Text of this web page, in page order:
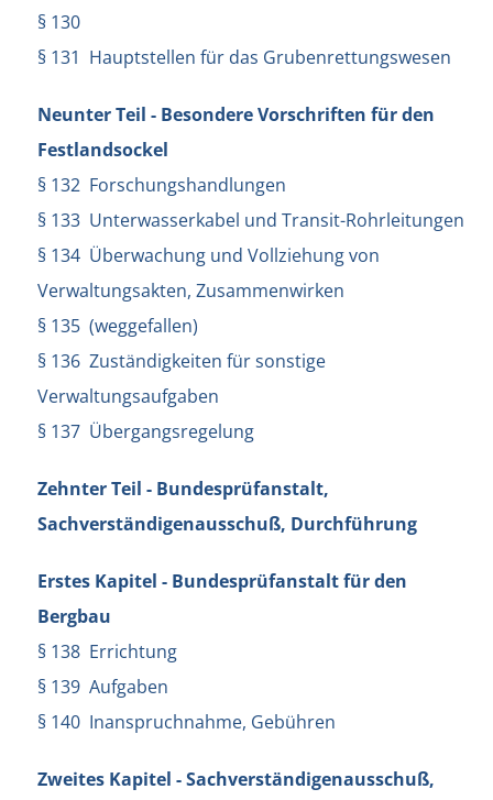
§ 130
§ 131 Hauptstellen für das Grubenrettungswesen
Neunter Teil - Besondere Vorschriften für den
Festlandsockel
§ 132 Forschungshandlungen
§ 133 Unterwasserkabel und Transit-Rohrleitungen
§ 134 Überwachung und Vollziehung von
Verwaltungsakten, Zusammenwirken
§ 135 (weggefallen)
§ 136 Zuständigkeiten für sonstige
Verwaltungsaufgaben
§ 137 Übergangsregelung
Zehnter Teil - Bundesprüfanstalt,
Sachverständigenausschuß, Durchführung
Erstes Kapitel - Bundesprüfanstalt für den
Bergbau
§ 138 Errichtung
§ 139 Aufgaben
§ 140 Inanspruchnahme, Gebühren
Zweites Kapitel - Sachverständigenausschuß,